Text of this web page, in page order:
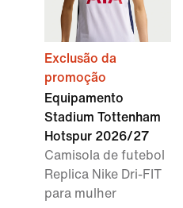
Exclusão da
promoção
Equipamento
Stadium Tottenham
Hotspur 2026/27
Camisola de futebol
Replica Nike Dri-FIT
para mulher